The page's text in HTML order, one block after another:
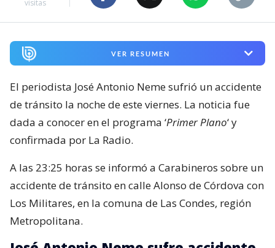
56.533
visitas
VER RESUMEN
El periodista José Antonio Neme sufrió un accidente
de tránsito la noche de este viernes. La noticia fue
dada a conocer en el programa ‘Primer Plano‘ y
confirmada por La Radio.